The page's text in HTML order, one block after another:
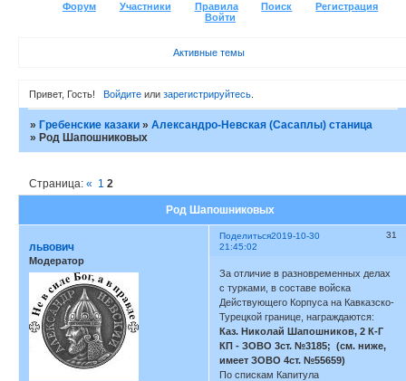
Форум Участники Правила Поиск
Регистрация
Войти
Активные темы
Привет, Гость! Войдитеили зарегистрируйтесь.
»Гребенские казаки »Александро-Невская (Сасаплы) станица
»Род Шапошниковых
Род Шапошниковых
Страница:« 1 2
Поделиться 31
2019-10-30
21:45:02
львович
Модератор
За отличие в разновременных делах
с турками, в составе войска
Действующего Корпуса на Кавказско-
Турецкой границе, награждаются:
Каз. Николай Шапошников, 2 К-Г
КП - ЗОВО 3ст. №3185; (см. ниже,
имеет ЗОВО 4ст. №55659)
По спискам Капитула